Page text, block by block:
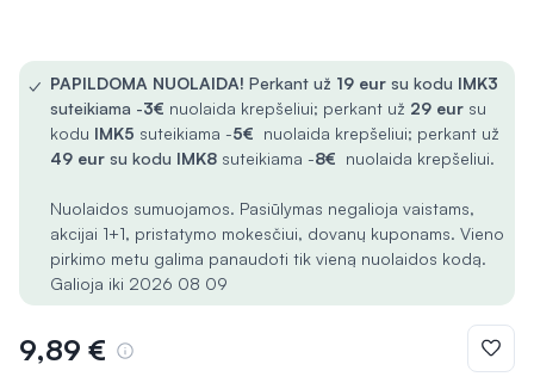
✓ PAPILDOMA NUOLAIDA! Perkant už 19 eur su kodu IMK3
suteikiama -3€ nuolaida krepšeliui; perkant už 29 eur su
kodu IMK5 suteikiama -5€ nuolaida krepšeliui; perkant už
49 eur su kodu IMK8 suteikiama -8€ nuolaida krepšeliui.
Nuolaidos sumuojamos. Pasiūlymas negalioja vaistams,
akcijai 1+1, pristatymo mokesčiui, dovanų kuponams. Vieno
pirkimo metu galima panaudoti tik vieną nuolaidos kodą.
Galioja iki 2026 08 09
9,89 €